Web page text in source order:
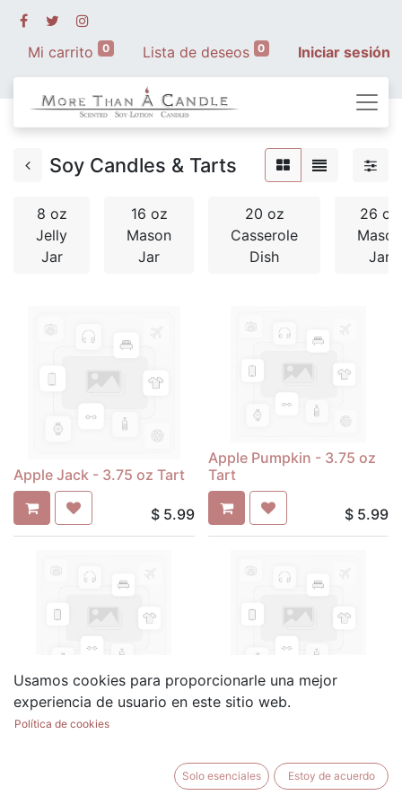
Mi carrito 0 Lista de deseos 0 Iniciar sesión
Soy Candles & Tarts
8 oz
Jelly
Jar
16 oz
Mason
Jar
20 oz
Casserole
Dish
26 oz
Mason
Jar
Apple Jack - 3.75 oz Tart
$ 5.99
Apple Pumpkin - 3.75 oz
Tart
$ 5.99
April Fresh Downy - 3.75
oz Tart
Autumn Harvest - 3.75 oz
Usamos cookies para proporcionarle una mejor
experiencia de usuario en este sitio web.
Política de cookies
Solo esenciales Estoy de acuerdo